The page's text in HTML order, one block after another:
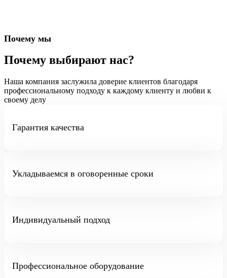
Почему мы
Почему выбирают нас?
Наша компания заслужила доверие клиентов благодаря
профессиональному подходу к каждому клиенту и любви к
своему делу
Гарантия качества
Укладываемся в оговоренные сроки
Индивидуальный подход
Профессиональное оборудование